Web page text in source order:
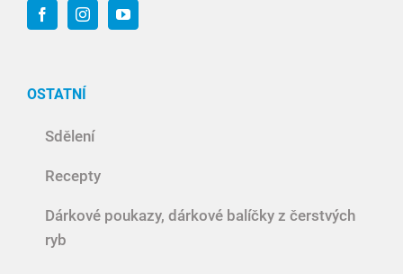
OSTATNÍ
Sdělení
Recepty
Dárkové poukazy, dárkové balíčky z čerstvých
ryb